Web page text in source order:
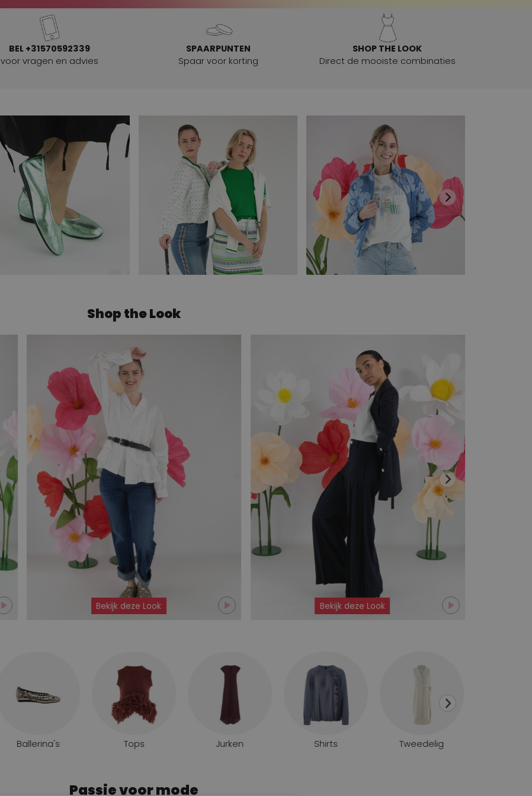
BEL +31570592339
voor vragen en advies
SPAARPUNTEN
Spaar voor korting
SHOP THE LOOK
Direct de mooiste combinaties
Shop the Look
Bekijk deze Look Bekijk deze Look
Ballerina's Tops Jurken Shirts Tweedelig
Passie voor mode